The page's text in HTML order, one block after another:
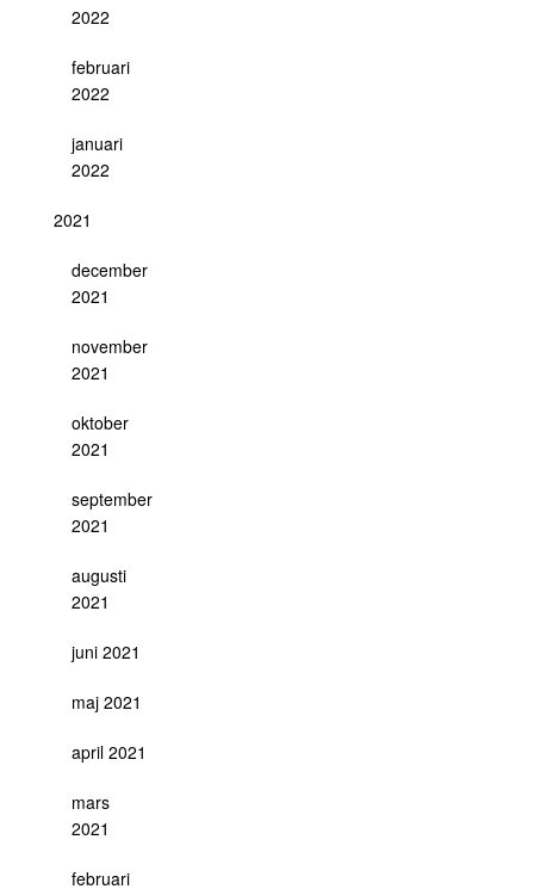
2022
februari
2022
januari
2022
2021
december
2021
november
2021
oktober
2021
september
2021
augusti
2021
juni 2021
maj 2021
april 2021
mars
2021
februari